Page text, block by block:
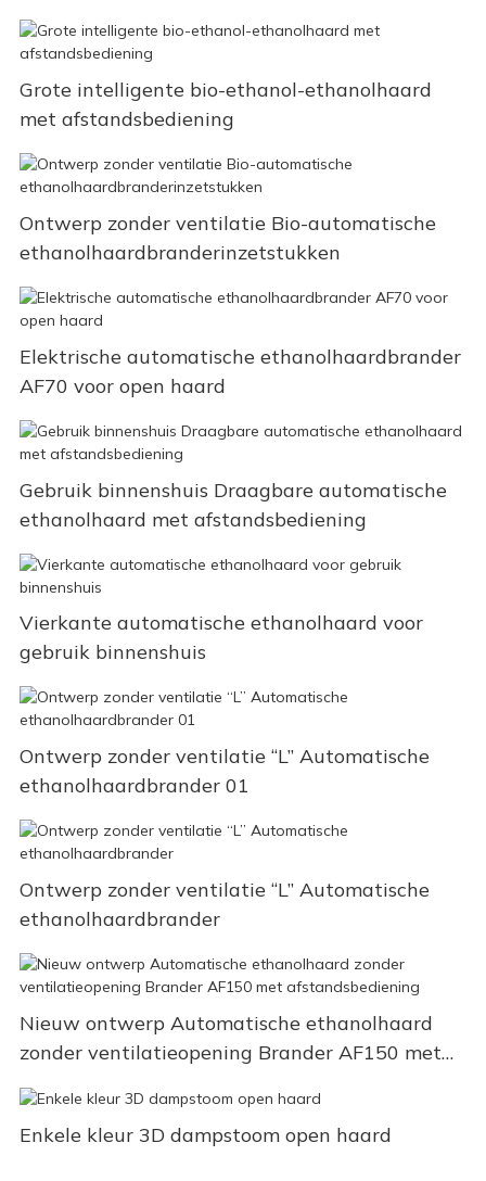
Grote intelligente bio-ethanol-ethanolhaard
met afstandsbediening
Ontwerp zonder ventilatie Bio-automatische
ethanolhaardbranderinzetstukken
Elektrische automatische ethanolhaardbrander
AF70 voor open haard
Gebruik binnenshuis Draagbare automatische
ethanolhaard met afstandsbediening
Vierkante automatische ethanolhaard voor
gebruik binnenshuis
Ontwerp zonder ventilatie “L” Automatische
ethanolhaardbrander 01
Ontwerp zonder ventilatie “L” Automatische
ethanolhaardbrander
Nieuw ontwerp Automatische ethanolhaard
zonder ventilatieopening Brander AF150 met
afstandsbediening
Enkele kleur 3D dampstoom open haard